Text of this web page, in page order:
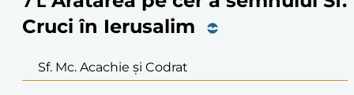
Cruci în Ierusalim
Sf. Mc. Acachie și Codrat